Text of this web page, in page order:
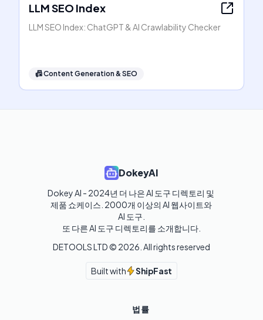
LLM SEO Index
LLM SEO Index: ChatGPT & AI Crawlability Checker
📠Content Generation & SEO
DokeyAI
Dokey AI - 2024년 더 나은 AI 도구 디렉토리 및
제품 쇼케이스. 2000개 이상의 AI 웹사이트와
AI 도구.
또 다른 AI 도구 디렉토리를 소개합니다.
DETOOLS LTD © 2026 . All rights reserved
Built with ShipFast
법률